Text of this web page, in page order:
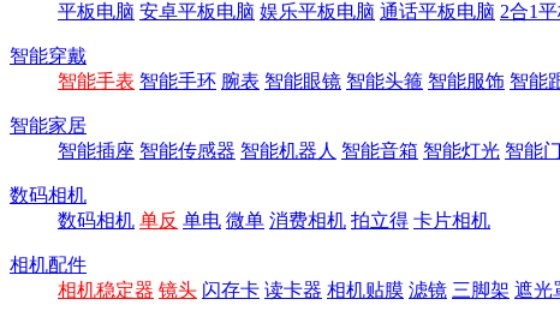
平板电脑 安卓平板电脑 娱乐平板电脑 通话平板电脑 2合1
智能穿戴
智能手表 智能手环 腕表 智能眼镜 智能头箍 智能服饰 智能
智能家居
智能插座 智能传感器 智能机器人 智能音箱 智能灯光 智能
数码相机
数码相机 单反 单电 微单 消费相机 拍立得 卡片相机
相机配件
相机稳定器 镜头 闪存卡 读卡器 相机贴膜 滤镜 三脚架 遮光